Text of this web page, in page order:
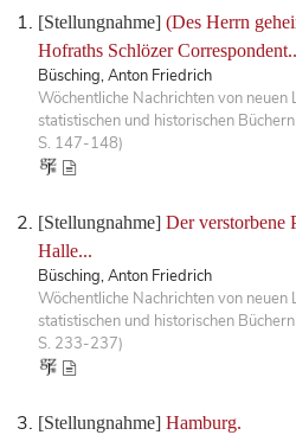
[Stellungnahme] (Des Herrn
Hofraths Schlözer
Büsching, Anton Friedrich
Wöchentliche Nachrichten von
statistischen und historischen
S. 147-148)
[Stellungnahme] Der verstorbene
Halle...
Büsching, Anton Friedrich
Wöchentliche Nachrichten von
statistischen und historischen
S. 233-237)
[Stellungnahme] Hamburg.